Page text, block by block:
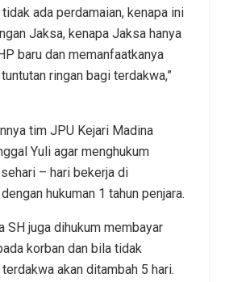
ada perdamaian, kenapa ini
Jaksa, kenapa Jaksa hanya
baru dan memanfaatkanya
ringan bagi terdakwa,”
tim JPU Kejari Madina
Yuli agar menghukum
– hari bekerja di
hukuman 1 tahun penjara.
SH juga dihukum membayar
korban dan bila tidak
akan ditambah 5 hari.